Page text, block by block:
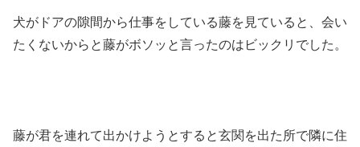
犬がドアの隙間から仕事をしている藤を見ていると、会い
たくないからと藤がボソッと言ったのはビックリでした。
藤が君を連れて出かけようとすると玄関を出た所で隣に住